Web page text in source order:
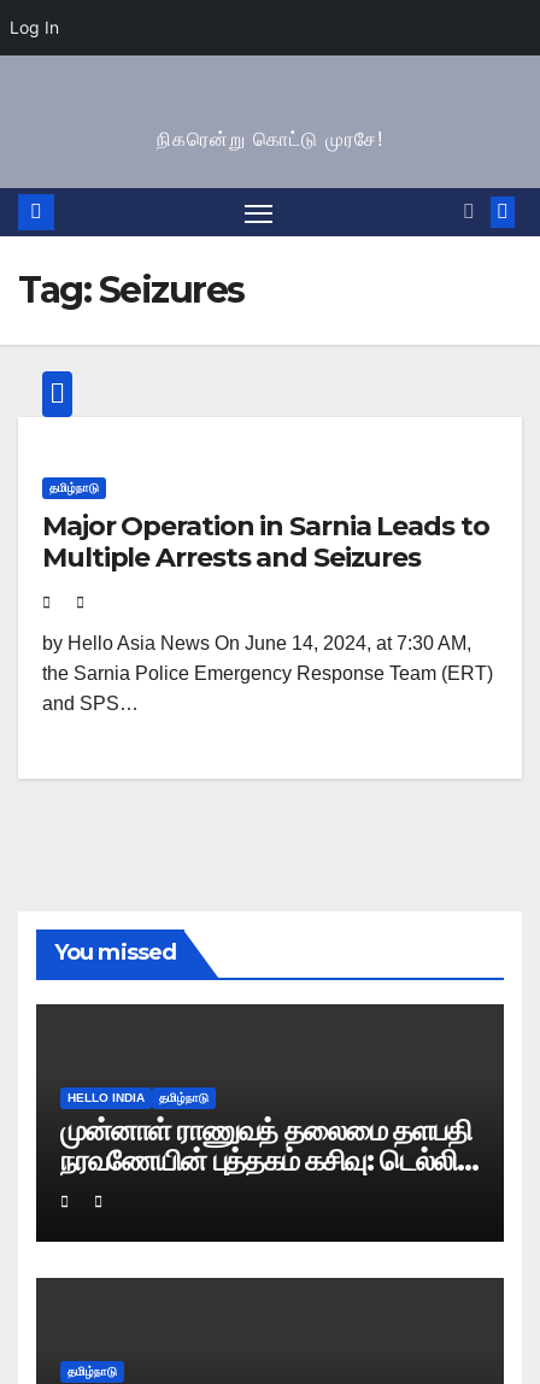
Log In
நிகரென்று கொட்டு முரசே!
Tag:Seizures
தமிழ்நாடு
Major Operation in Sarnia Leads to
Multiple Arrests and Seizures
by Hello Asia News On June 14, 2024, at 7:30 AM,
the Sarnia Police Emergency Response Team (ERT)
and SPS…
You missed
HELLO INDIA தமிழ்நாடு
முன்னாள் ராணுவத் தலைமை தளபதி
நரவணேயின் புத்தகம் கசிவு: டெல்லி
போலிஸ் வழக்குப் பதிவு!
தமிழ்நாடு